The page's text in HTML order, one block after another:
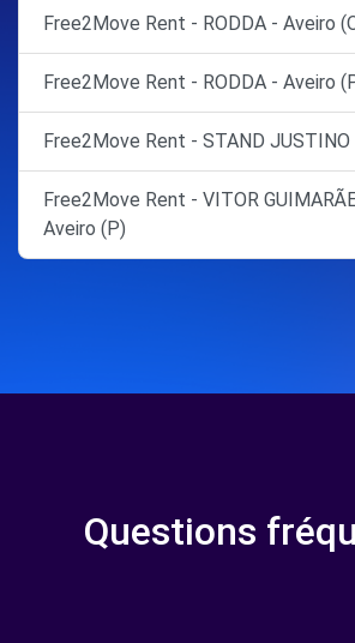
Free2Move Rent - RODDA - Aveiro
Free2Move Rent - RODDA - Aveiro
Free2Move Rent - STAND JUSTINO
Free2Move Rent - VITOR
Aveiro (P)
Questions